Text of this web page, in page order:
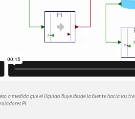
a medida que el líquido fluye desde la fuente hacia los
PI.